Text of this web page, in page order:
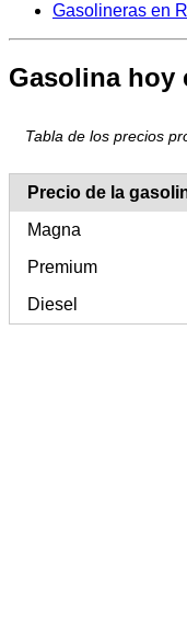
Gasolineras en
Gasolina hoy
Tabla de los precios
Precio de la
Magna
Premium
Diesel